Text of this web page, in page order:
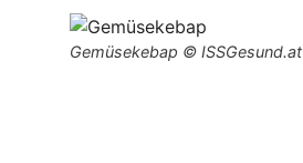
Gemüsekebap © ISSGesund.at